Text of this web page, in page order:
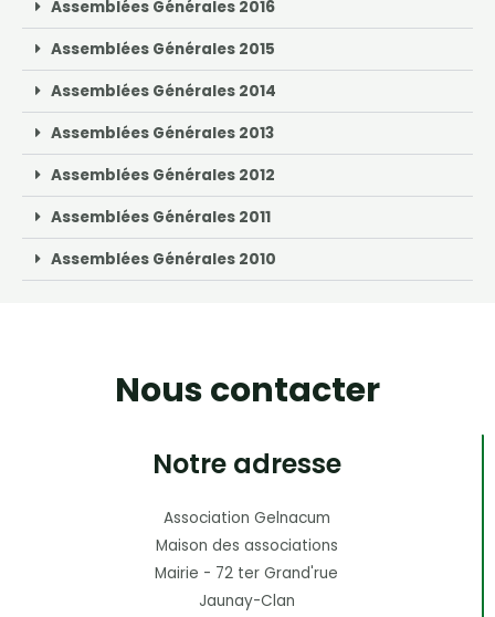
Assemblées Générales 2016
Assemblées Générales 2015
Assemblées Générales 2014
Assemblées Générales 2013
Assemblées Générales 2012
Assemblées Générales 2011
Assemblées Générales 2010
Nous contacter
Notre adresse
Association Gelnacum
Maison des associations
Mairie - 72 ter Grand'rue
Jaunay-Clan